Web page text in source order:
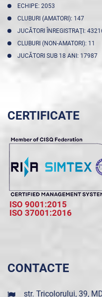
ECHIPE: 2053
CLUBURI (AMATORI): 147
JUCĂTORI ÎNREGISTRAŢI:
CLUBURI (NON-AMATORI): 11
JUCĂTORI SUB 18 ANI: 17987
CERTIFICATE
ISO 9001:2015
ISO 37001:2016
CONTACTE
str. Tricolorului, 39,